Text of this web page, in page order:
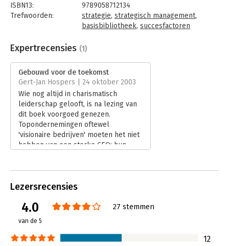
zoals 3M, Wal-Mart, Sony, Walt Disney en Hewlett-Packard. Wat
onderscheidt deze ondernemingen van andere
ondernemingen? Gaat het om charismatische leiders, visionaire
iets blijvenders en essentiëlers. Visionaire bedrijven
onderkennen het verschil tussen wat nooit mag veranderen en
wat open kan staan voor verandering, tussen wat echt heilig is
en wat niet. De zeldzame kunst om continuïteit en verandering
te managen is nauw verbonden aan de kunst een visie te
ontwikkelen.
De auteurs deden uitgebreid onderzoek naar de
bedrijfsvoering van de achttien geselecteerde bedrijven en
vergeleken deze met een van hun directe concurrenten. Zo
plaatsten zij honderden voorbeelden in een coherent kader
ISBN13:
9789058712134
Trefwoorden:
strategie, strategisch management,
basisbibliotheek, succesfactoren
Bindwijze:
ingenaaid
Uitgever:
Uitgeverij Thema
Druk:
1
Hoofdrubriek:
Strategisch management
Expertrecensies (1)
Gebouwd voor de toekomst
Gert-Jan Hospers | 24 oktober 2003
Wie nog altijd in charismatisch
leiderschap gelooft, is na lezing van
dit boek voorgoed genezen.
Topondernemingen oftewel
'visionaire bedrijven' moeten het niet
hebben van een sterke CEO; hun
Lees verder
Lezersrecensies
4.0
van de 5
27 stemmen
12